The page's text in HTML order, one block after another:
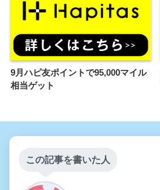
9月ハピ友ポイントで95,000マイル
相当ゲット
この記事を書いた人